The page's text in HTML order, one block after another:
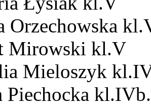
Orzechowska
Mirowski kl.V
Mieloszyk
Piechocka kl.IVb.